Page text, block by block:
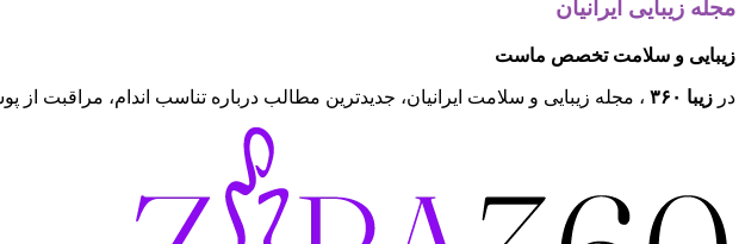
مجله زیبایی ایرانیان
زیبایی و سلامت تخصص ماست
در زیبا ۳۶۰ ، مجله زیبایی و سلامت ایرانیان، جدیدترین مطالب درباره تناسب اندام، مراقبت